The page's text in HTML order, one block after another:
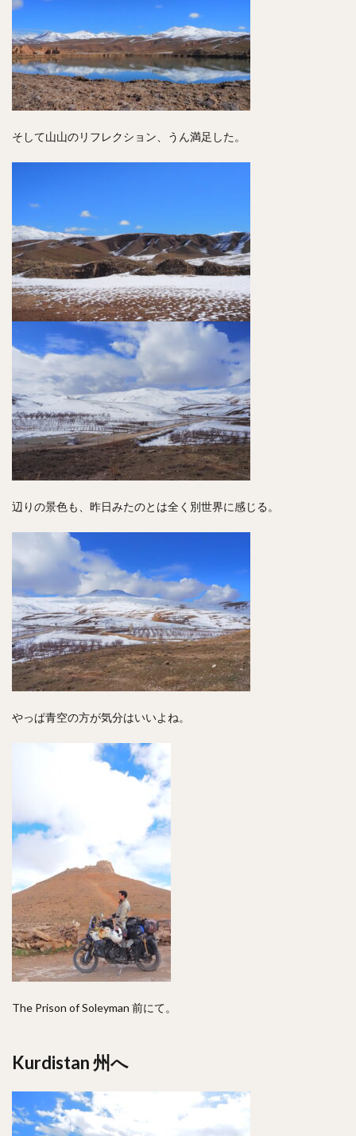
そして山山のリフレクション、うん満足した。
辺りの景色も、昨日みたのとは全く別世界に感じる。
やっぱ青空の方が気分はいいよね。
The Prison of Soleyman 前にて。
Kurdistan 州へ